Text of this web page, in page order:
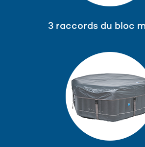
3 raccords du bloc